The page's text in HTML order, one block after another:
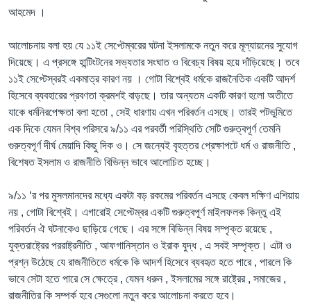
আহমেদ ।
আলোচনায় বলা হয় যে ১১ই সেপ্টেম্বরের ঘটনা ইসলামকে নতুন করে মূল্যায়নের সুযোগ
দিয়েছে। এ প্রসঙ্গে হান্টিংটনের সভ্যতার সংঘাত ও বিবেচ্য বিষয় হয়ে দাঁড়িয়েছে। তবে
১১ই সেপ্টেস্বরই একমাত্র কারণ নয় । গোটা বিশ্বেই ধর্মকে রাজনৈতিক একটি আদর্শ
হিসেবে ব্যবহারের প্রবণতা ক্রমশই বাড়ছে। তার অন্যতম একটি কারণ হলো অতীতে
যাকে ধর্মনিরপেক্ষতা বলা হতো , সেই ধারণায় এখন পরিবর্তন এসছে। তারই পটভুমিতে
এক দিকে যেমন বিশ্ব পরিসরে ৯/১১ এর পরবর্তী পরিস্থিতি সেটি গুরুত্বপূর্ণ তেমনি
গুরুত্বপূর্ণ দীর্ঘ মেয়াদি কিছু দিক ও। সে জন্যেই বৃহত্তর প্রেক্ষাপটে ধর্ম ও রাজনীতি ,
বিশেষত ইসলাম ও রাজনীতি বিভিন্ন ভাবে আলোচিত হচ্ছে।
৯/১১ ‘র পর মুসলমানদের মধ্যে একটা বড় রকমের পরিবর্তন এসছে কেবল দক্ষিণ এশিয়ায়
নয় , গোটা বিশ্বেই। এগারোই সেপ্টেম্বর একটি গুরুত্বপূর্ণ মাইলফলক কিন্তু এই
পরিবর্তন ঐ ঘটনাকেও ছাড়িয়ে গেছে। এর সঙ্গে বিভিন্ন বিষয় সম্পৃক্ত রয়েছে ,
যুক্তরাষ্ট্রের পররাষ্ট্রনীতি , আফগানিস্তান ও ইরাক যুদ্ধ , এ সবই সম্পৃক্ত। এটা ও
প্রশ্ন উঠেছে যে রাজনীতিতে ধর্মকে কি আদর্শ হিসেবে ব্যবহৃত হতে পারে , পারলে কি
ভাবে সেটা হতে পারে সে ক্ষেত্রে , যেমন ধরুন , ইসলামের সঙ্গে রাষ্ট্রের , সমাজের ,
রাজনীতির কি সম্পর্ক হবে সেগুলো নতুন করে আলোচনা করতে হবে।